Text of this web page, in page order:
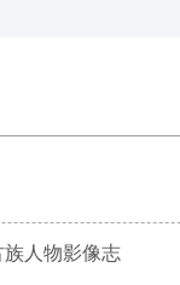
人物影像志